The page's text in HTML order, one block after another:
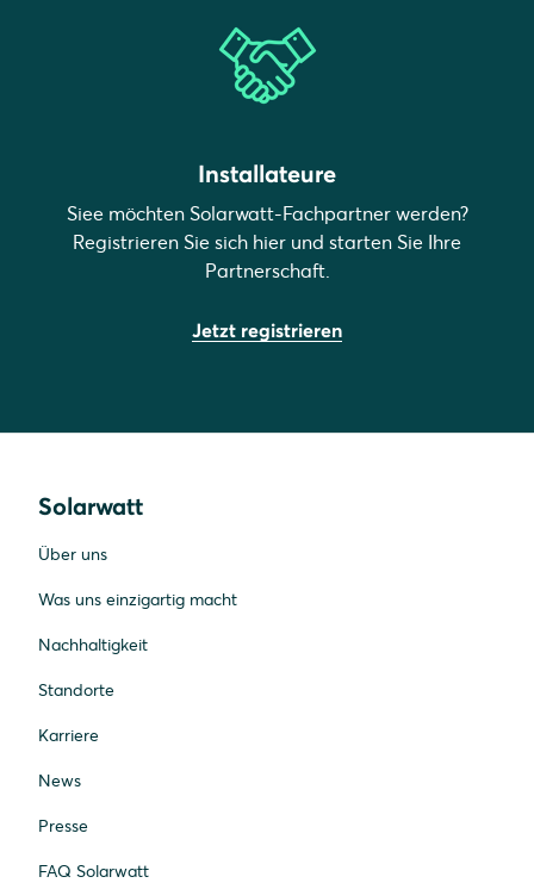
Installateure
Siee möchten Solarwatt-Fachpartner werden?
Registrieren Sie sich hier und starten Sie Ihre
Partnerschaft.
Jetzt registrieren
Solarwatt
Über uns
Was uns einzigartig macht
Nachhaltigkeit
Standorte
Karriere
News
Presse
FAQ Solarwatt